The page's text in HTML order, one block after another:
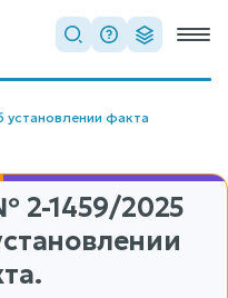
установлении факта
2-1459/2025